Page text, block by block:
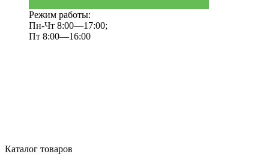
Режим работы:
Пн-Чт 8:00—17:00;
Пт 8:00—16:00
Каталог товаров